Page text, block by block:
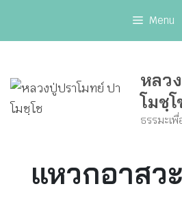
Menu
หลว
โมชฺโ
ธรรมะเ
แหวกอาสวะ